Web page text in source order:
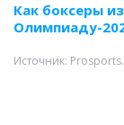
Как боксеры
Олимпиаду-
Источник: